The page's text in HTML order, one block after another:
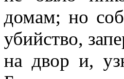
домам; но
убийство,
на двор и,